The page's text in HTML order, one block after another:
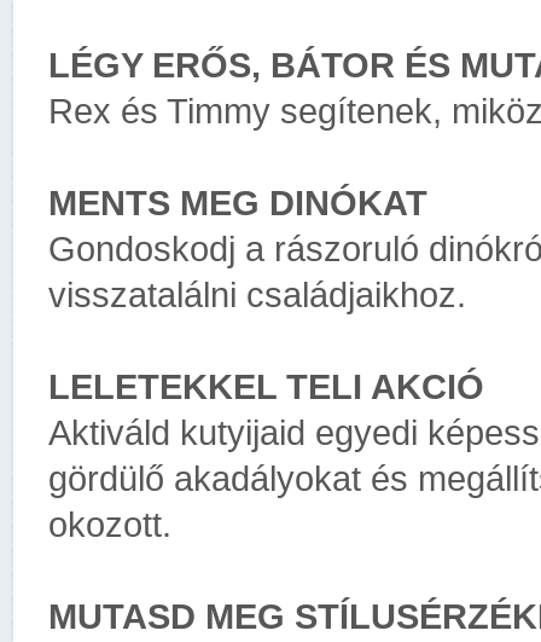
LÉGY ERŐS, BÁTOR ÉS
Rex és Timmy segítenek,
MENTS MEG DINÓKAT
Gondoskodj a rászoruló
visszatalálni családjaikhoz.
LELETEKKEL TELI AKCIÓ
Aktiváld kutyijaid egyedi
gördülő akadályokat és
okozott.
MUTASD MEG